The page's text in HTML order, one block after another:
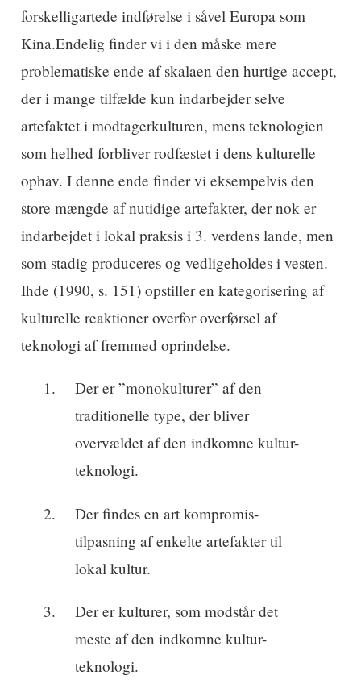
forskelligartede indførelse i såvel Europa som
Kina.Endelig finder vi i den måske mere
problematiske ende af skalaen den hurtige accept,
der i mange tilfælde kun indarbejder selve
artefaktet i modtagerkulturen, mens teknologien
som helhed forbliver rodfæstet i dens kulturelle
ophav. I denne ende finder vi eksempelvis den
store mængde af nutidige artefakter, der nok er
indarbejdet i lokal praksis i 3. verdens lande, men
som stadig produceres og vedligeholdes i vesten.
Ihde (1990, s. 151) opstiller en kategorisering af
kulturelle reaktioner overfor overførsel af
teknologi af fremmed oprindelse.
Der er ”monokulturer” af den
traditionelle type, der bliver
overvældet af den indkomne kultur-
teknologi.
Der findes en art kompromis-
tilpasning af enkelte artefakter til
lokal kultur.
Der er kulturer, som modstår det
meste af den indkomne kultur-
teknologi.